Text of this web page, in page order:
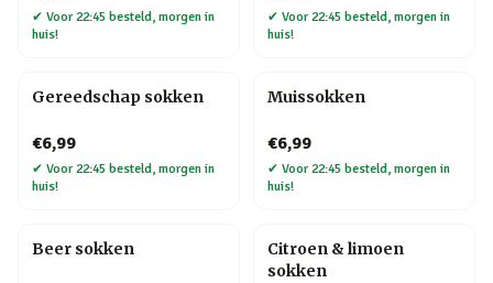
✔ Voor 22:45 besteld, morgen in
huis!
✔ Voor 22:45 besteld, morgen in
huis!
Gereedschap sokken
€6,99
✔ Voor 22:45 besteld, morgen in
huis!
Muissokken
€6,99
✔ Voor 22:45 besteld, morgen in
huis!
Beer sokken
Citroen & limoen
sokken